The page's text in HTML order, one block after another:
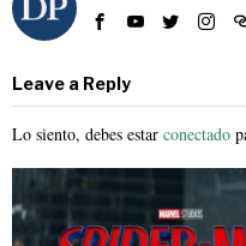
Leave a Reply
Lo siento, debes estar conectado